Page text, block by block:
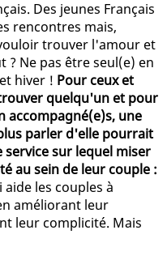
Des jeunes Français
rencontres mais,
trouver l'amour et
? Ne pas être seul(e) en
hiver ! Pour ceux et
quelqu'un et pour
accompagné(e)s, une
parler d'elle pourrait
sur lequel miser
au sein de leur couple :
les couples à
améliorant leur
leur complicité. Mais